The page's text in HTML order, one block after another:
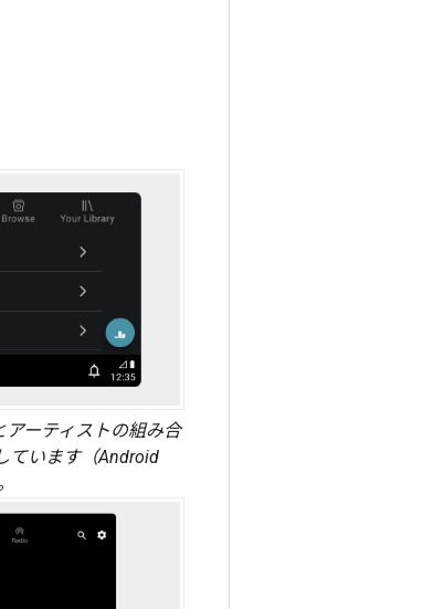
ーティストの組み合
ています（Android